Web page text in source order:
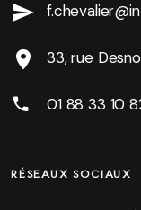
33, rue
01 88 33 10
RÉSEAUX SOCIAUX